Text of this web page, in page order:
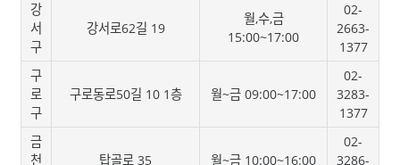
강
서
구
강서로62길 19
월,수,금
15:00~17:00
02-
2663-
1377
구
로
구
구로동로50길 10 1층 월~금 09:00~17:00
02-
3283-
1377
금
천
탑골로 35 월~금 10:00~16:00
02-
3286-